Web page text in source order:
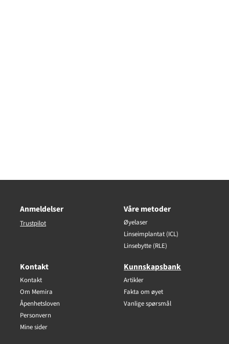
Anmeldelser
Trustpilot
Våre metoder
Øyelaser
Linseimplantat (ICL)
Linsebytte (RLE)
Kontakt
Kontakt
Om Memira
Åpenhetsloven
Personvern
Mine sider
Kunnskapsbank
Artikler
Fakta om øyet
Vanlige spørsmål